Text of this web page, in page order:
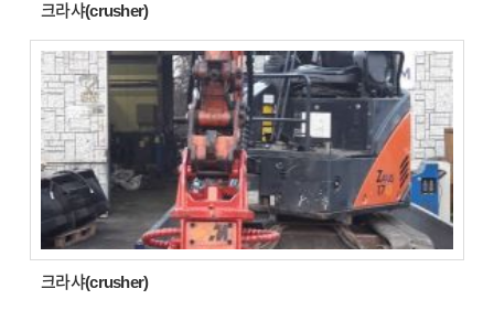
크라샤(crusher)
크라샤(crusher)